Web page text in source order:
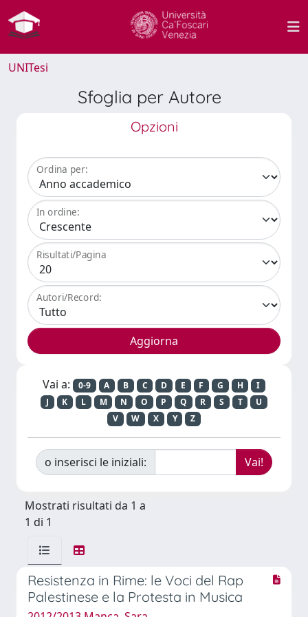
UNITesi
Sfoglia per Autore
Opzioni
Ordina per:
In ordine:
Risultati/Pagina
Autori/Record:
Vai a: 0-9 A B C D E F G H
I
J
K L M N O P Q R S T
U
V
W X Y Z
o inserisci le iniziali:
Mostrati risultati da 1 a
1 di 1
Resistenza in Rime: le Voci del Rap
Palestinese e la Protesta in Musica